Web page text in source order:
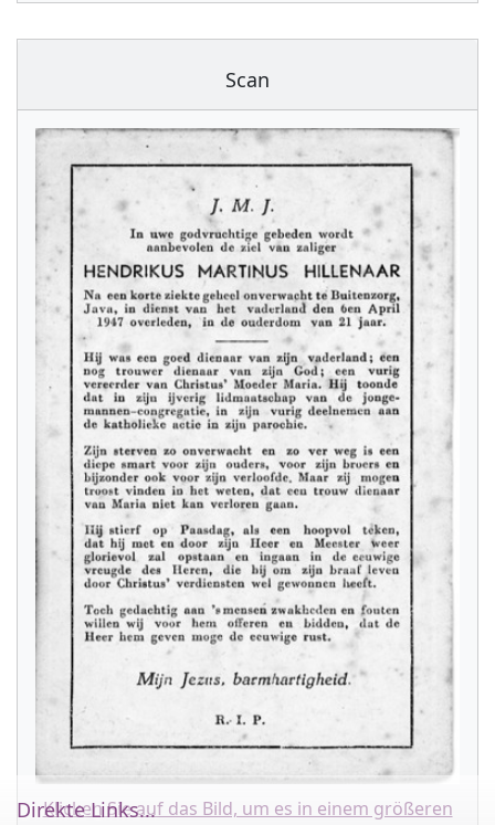
Scan
Klicken Sie auf das Bild, um es in einem größeren
Direkte Links...